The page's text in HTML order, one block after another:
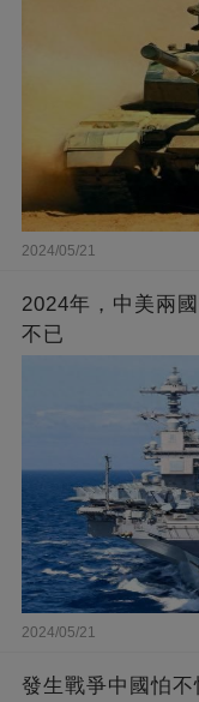
2024/05/21
2024年，中美兩
不已
2024/05/21
發生戰爭中國怕